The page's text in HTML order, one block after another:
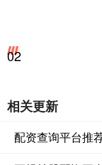
02
相关更新
配资查询平台推